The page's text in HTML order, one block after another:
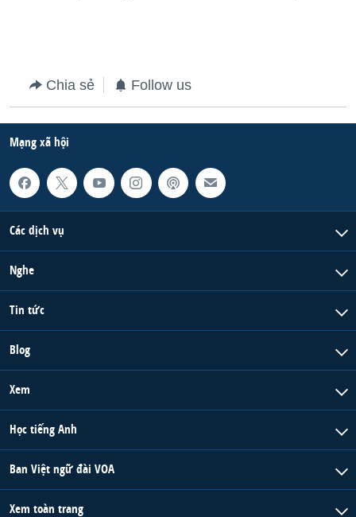
Chia sẻ Follow us
Mạng xã hội
Các dịch vụ
Nghe
Tin tức
Blog
Xem
Học tiếng Anh
Ban Việt ngữ đài VOA
Xem toàn trang